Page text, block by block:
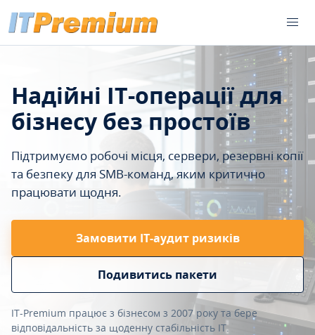
Надійні IT-операції для
бізнесу без простоїв
Підтримуємо робочі місця, сервери, резервні копії
та безпеку для SMB-команд, яким критично
працювати щодня.
Замовити ІТ-аудит ризиків
Подивитись пакети
IT-Premium працює з бізнесом з 2007 року та бере
відповідальність за щоденну стабільність IT.